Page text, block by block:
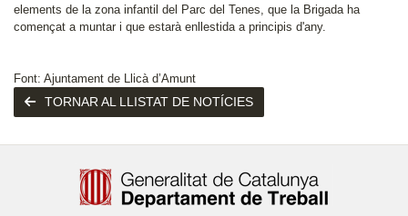
elements de la zona infantil del Parc del Tenes, que la Brigada ha
començat a muntar i que estarà enllestida a principis d'any.
Font: Ajuntament de Llicà d’Amunt
TORNAR AL LLISTAT DE NOTÍCIES